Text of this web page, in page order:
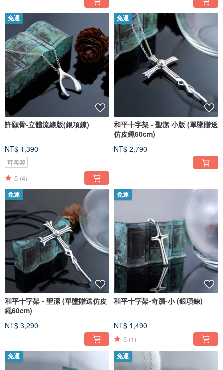
免運
許願骨-立體流線版(銀項鍊)
NT$ 1,390
可客製
5 (4)
免運
和平十字架 - 聖潔 小版 (單墬贈送
仿皮繩60cm)
NT$ 2,790
免運
和平十字架 - 聖潔 (單墬贈送仿皮
繩60cm)
NT$ 3,290
免運
和平十字架-奇蹟-小 (銀項鍊)
NT$ 1,490
5 (1)
免運 免運